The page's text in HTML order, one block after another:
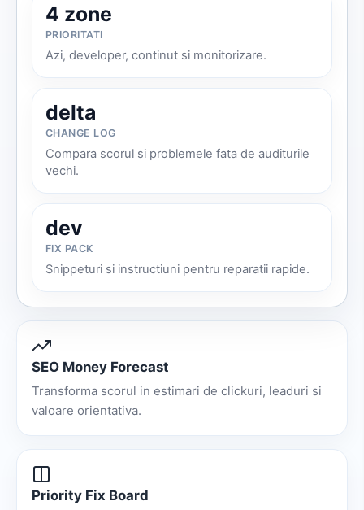
4 zone
PRIORITATI
Azi, developer, continut si monitorizare.
delta
CHANGE LOG
Compara scorul si problemele fata de auditurile
vechi.
dev
FIX PACK
Snippeturi si instructiuni pentru reparatii rapide.
SEO Money Forecast
Transforma scorul in estimari de clickuri, leaduri si
valoare orientativa.
Priority Fix Board